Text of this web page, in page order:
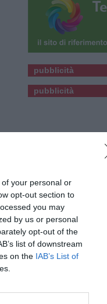
your personal or
opt-out section to
you may
by us or personal
opt-out of the
list of downstream
on the IAB’s List of
pubblicità
pubblicità